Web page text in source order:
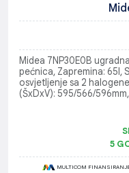
Midea 7NP30E0B
pećnica, Zapremina: 65l,
osvjetljenje sa 2
(ŠxDxV): 595/566/
5
MULTICOM